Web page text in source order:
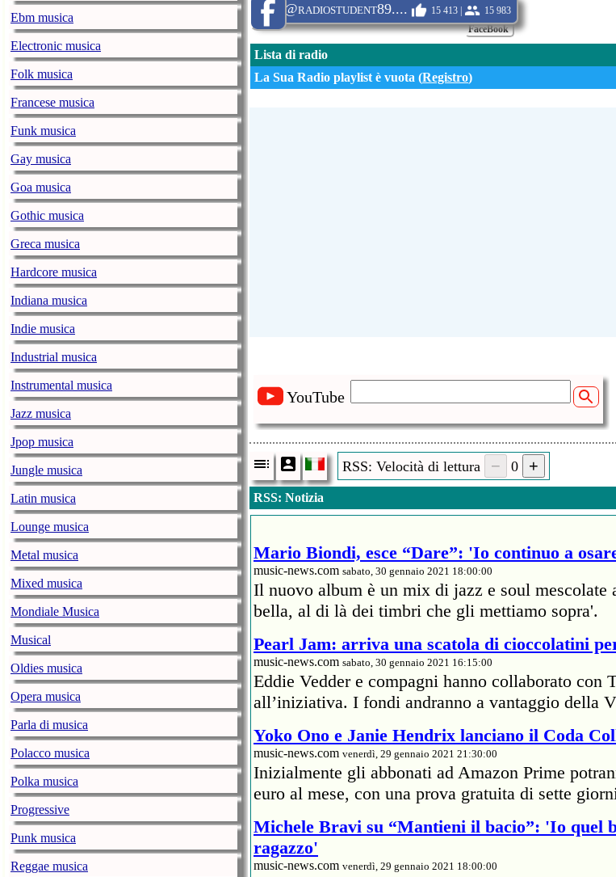
Ebm musica
Electronic musica
Folk musica
Francese musica
Funk musica
Gay musica
Goa musica
Gothic musica
Greca musica
Hardcore musica
Indiana musica
Indie musica
Industrial musica
Instrumental musica
Jazz musica
Jpop musica
Jungle musica
Latin musica
Lounge musica
Metal musica
Mixed musica
Mondiale Musica
Musical
Oldies musica
Opera musica
Parla di musica
Polacco musica
Polka musica
Progressive
Punk musica
Reggae musica
FaceBook
@radiostudent89.... 15 413 | 15 983
Lista di radio
La Sua Radio playlist è vuota (Registro)
YouTube
RSS: Velocità di lettura 0
RSS: Notizia
Mario Biondi, esce “Dare”: 'Io continuo a
music-news.com sabato, 30 gennaio 2021 18:00:00
Il nuovo album è un mix di jazz e soul mescolate
bella, al di là dei timbri che gli mettiamo sopra'.
Pearl Jam: arriva una scatola di cioccolatini
music-news.com sabato, 30 gennaio 2021 16:15:00
Eddie Vedder e compagni hanno collaborato con
all’iniziativa. I fondi andranno a vantaggio della
Yoko Ono e Janie Hendrix lanciano il Coda
music-news.com venerdì, 29 gennaio 2021 21:30:00
Inizialmente gli abbonati ad Amazon Prime
euro al mese, con una prova gratuita di sette
Michele Bravi su “Mantieni il bacio”: 'Io quel
ragazzo'
music-news.com venerdì, 29 gennaio 2021 18:00:00